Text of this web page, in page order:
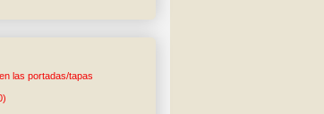
las portadas/tapas